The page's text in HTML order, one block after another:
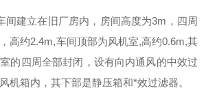
间建立在旧厂房内，房间高度为3m，四周
高约2.4m,车间顶部为风机室,高约0.6m,其
的四周全部封闭，设有向内通风的中效过
机箱内，其下部是静压箱和*效过滤器。